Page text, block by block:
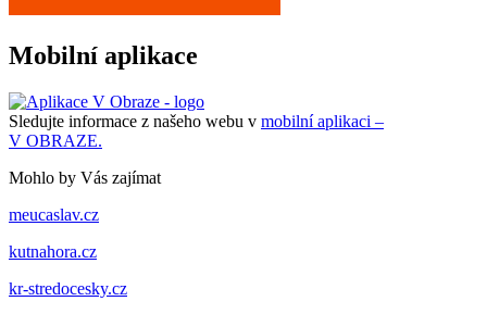
Mobilní aplikace
Sledujte informace z našeho webu v mobilní aplikaci –
V OBRAZE.
Mohlo by Vás zajímat
meucaslav.cz
kutnahora.cz
kr-stredocesky.cz